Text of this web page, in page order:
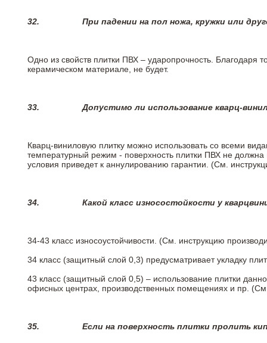
32. При падении на пол ножа, кружки или
Одно из свойств плитки ПВХ – ударопрочность. Благодаря
керамическом материале, не будет.
33.Допустимо ли использование кварц-
Кварц-виниловую плитку можно использовать со всеми
температурный режим - поверхность плитки ПВХ не
условия приведет к аннулированию гарантии. (См.
34. Какой класс износостойкости у
34-43 класс износоустойчивости. (См. инструкцию
34 класс (защитный слой 0,3) предусматривает укладку
43 класс (защитный слой 0,5) – использование плитки
офисных центрах, производственных помещениях и пр.
35. Если на поверхность плитки пролить